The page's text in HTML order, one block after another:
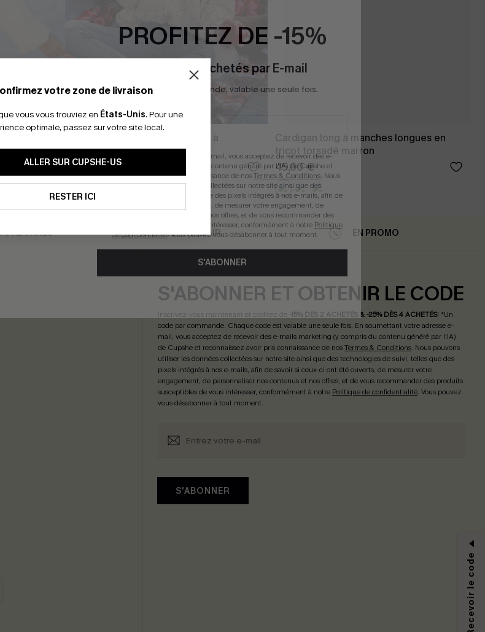
en V avec
Pull avec manches tombantes à
pompons
39,00 €
Cardigan long à manches longues en
tricot torsadé marron
45,00 €
votre zone de livraison
vous vous trouviez en États-Unis. Pour une
optimale, passez sur votre site local.
ALLER SUR CUPSHE-US
RESTER ICI
ABONNÉS LIVRAISON ÉCLAIR EN PROMO
S'ABONNER ET OBTENIR LE CODE
Inscrivez-vous maintenant et profitez de -15% DÈS 2 ACHETÉS & -25% DÈS 4 ACHETÉS! *Un
code par commande. Chaque code est valable une seule fois. En soumettant votre adresse e-
mail, vous acceptez de recevoir des e-mails marketing (y compris du contenu généré par l'IA)
de Cupshe et reconnaissez avoir pris connaissance de nosTermes & Conditions. Nous pouvons
utiliser les données collectées sur notre site ainsi que des technologies de suivi, telles que des
pixels intégrés à nos e-mails, afin de savoir si ceux-ci ont été ouverts, de mesurer votre
engagement, de personnaliser nos contenus et nos offres, et de vous recommander des produits
susceptibles de vous intéresser, conformément à notre Politique de confidentialité. Vous pouvez
vous désabonner à tout moment.
S'ABONNER
PROFITEZ DE -15%
-15% dès 2 Achetés par E-mail
*Un code par commande, valable une seule fois.
En soumettant votre adresse e-mail, vous acceptez de recevoir des e-
mails marketing (y compris du contenu généré par l'IA) de Cupshe et
reconnaissez avoir pris connaissance de nosTermes & Conditions. Nous
pouvons utiliser les données collectées sur notre site ainsi que des
technologies de suivi, telles que des pixels intégrés à nos e-mails, afin de
savoir si ceux-ci ont été ouverts, de mesurer votre engagement, de
personnaliser nos contenus et nos offres, et de vous recommander des
produits susceptibles de vous intéresser, conformément à notre Politique
de confidentialité. Vous pouvez vous désabonner à tout moment.
S'ABONNER